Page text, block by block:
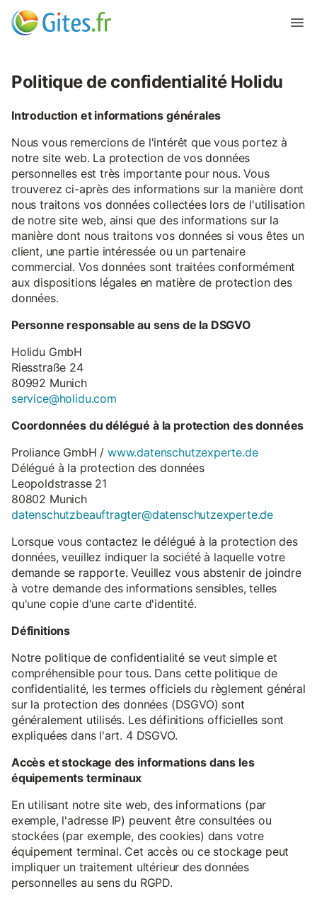
Politique de confidentialité Holidu
Introduction et informations générales
Nous vous remercions de l'intérêt que vous portez à
notre site web. La protection de vos données
personnelles est très importante pour nous. Vous
trouverez ci-après des informations sur la manière dont
nous traitons vos données collectées lors de l'utilisation
de notre site web, ainsi que des informations sur la
manière dont nous traitons vos données si vous êtes un
client, une partie intéressée ou un partenaire
commercial. Vos données sont traitées conformément
aux dispositions légales en matière de protection des
données.
Personne responsable au sens de la DSGVO
Holidu GmbH
Riesstraße 24
80992 Munich
service@holidu.com
Coordonnées du délégué à la protection des données
Proliance GmbH /www.datenschutzexperte.de
Délégué à la protection des données
Leopoldstrasse 21
80802 Munich
datenschutzbeauftragter@datenschutzexperte.de
Lorsque vous contactez le délégué à la protection des
données, veuillez indiquer la société à laquelle votre
demande se rapporte. Veuillez vous abstenir de joindre
à votre demande des informations sensibles, telles
qu'une copie d'une carte d'identité.
Définitions
Notre politique de confidentialité se veut simple et
compréhensible pour tous. Dans cette politique de
confidentialité, les termes officiels du règlement général
sur la protection des données (DSGVO) sont
généralement utilisés. Les définitions officielles sont
expliquées dans l'art. 4 DSGVO.
Accès et stockage des informations dans les
équipements terminaux
En utilisant notre site web, des informations (par
exemple, l'adresse IP) peuvent être consultées ou
stockées (par exemple, des cookies) dans votre
équipement terminal. Cet accès ou ce stockage peut
impliquer un traitement ultérieur des données
personnelles au sens du RGPD.